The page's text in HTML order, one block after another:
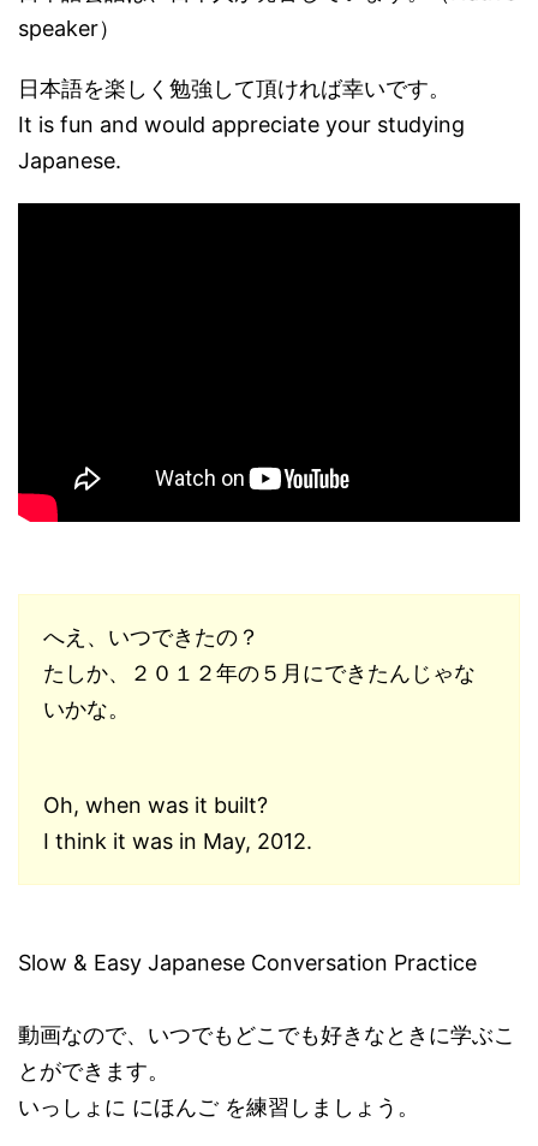
speaker）
日本語を楽しく勉強して頂ければ幸いです。
It is fun and would appreciate your studying
Japanese.
へえ、いつできたの？
たしか、２０１２年の５月にできたんじゃな
いかな。
Oh, when was it built?
I think it was in May, 2012.
Slow & Easy Japanese Conversation Practice
動画なので、いつでもどこでも好きなときに学ぶこ
とができます。
いっしょに にほんご を練習しましょう。